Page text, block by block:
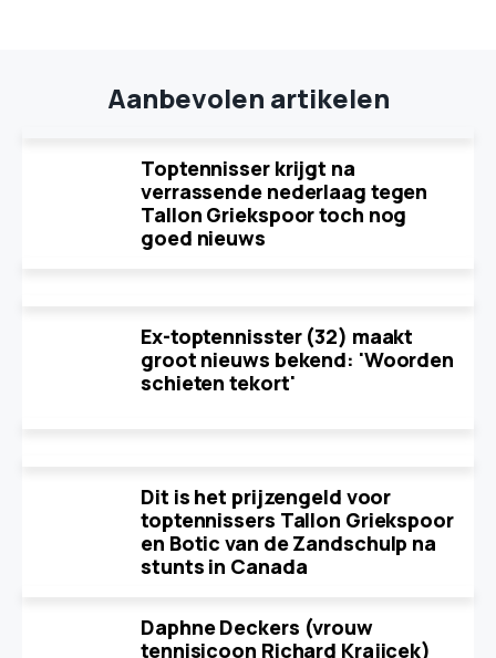
Aanbevolen artikelen
Toptennisser krijgt na
verrassende nederlaag tegen
Tallon Griekspoor toch nog
goed nieuws
Ex-toptennisster (32) maakt
groot nieuws bekend: 'Woorden
schieten tekort'
Dit is het prijzengeld voor
toptennissers Tallon Griekspoor
en Botic van de Zandschulp na
stunts in Canada
Daphne Deckers (vrouw
tennisicoon Richard Krajicek)